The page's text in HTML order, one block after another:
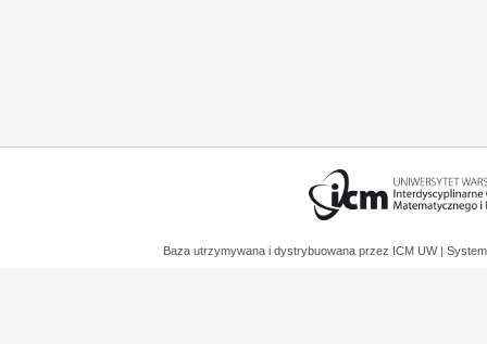
Baza utrzymywana i dystrybuowana przez ICM UW |